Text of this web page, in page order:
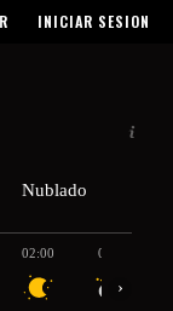
INICIAR SESION
Nublado
02:00 03:00
›